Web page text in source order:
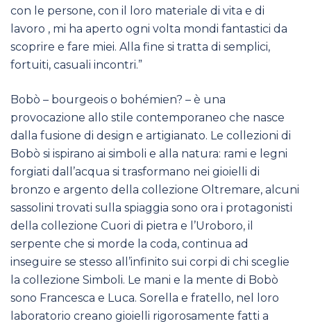
con le persone, con il loro materiale di vita e di
lavoro , mi ha aperto ogni volta mondi fantastici da
scoprire e fare miei. Alla fine si tratta di semplici,
fortuiti, casuali incontri.”
Bobò – bourgeois o bohémien? – è una
provocazione allo stile contemporaneo che nasce
dalla fusione di design e artigianato. Le collezioni di
Bobò si ispirano ai simboli e alla natura: rami e legni
forgiati dall’acqua si trasformano nei gioielli di
bronzo e argento della collezione Oltremare, alcuni
sassolini trovati sulla spiaggia sono ora i protagonisti
della collezione Cuori di pietra e l’Uroboro, il
serpente che si morde la coda, continua ad
inseguire se stesso all’infinito sui corpi di chi sceglie
la collezione Simboli. Le mani e la mente di Bobò
sono Francesca e Luca. Sorella e fratello, nel loro
laboratorio creano gioielli rigorosamente fatti a